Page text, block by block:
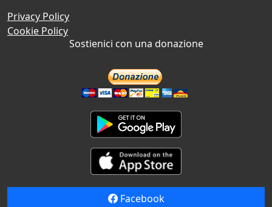
Privacy Policy
Cookie Policy
Sostienici con una donazione
Facebook